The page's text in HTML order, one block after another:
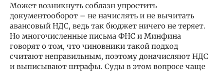
Может возникнуть соблазн упростить
документооборот – не начислять и не вычитать
авансовый НДС, ведь так бюджет ничего не теряет.
Но многочисленные письма ФНС и Минфина
говорят о том, что чиновники такой подход
считают неправильным, поэтому доначисляют НДС
и выписывают штрафы. Суды в этом вопросе чаще